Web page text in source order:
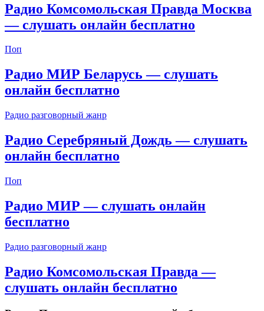
Радио Комсомольская Правда Москва
— слушать онлайн бесплатно
Поп
Радио МИР Беларусь — слушать
онлайн бесплатно
Радио разговорный жанр
Радио Серебряный Дождь — слушать
онлайн бесплатно
Поп
Радио МИР — слушать онлайн
бесплатно
Радио разговорный жанр
Радио Комсомольская Правда —
слушать онлайн бесплатно